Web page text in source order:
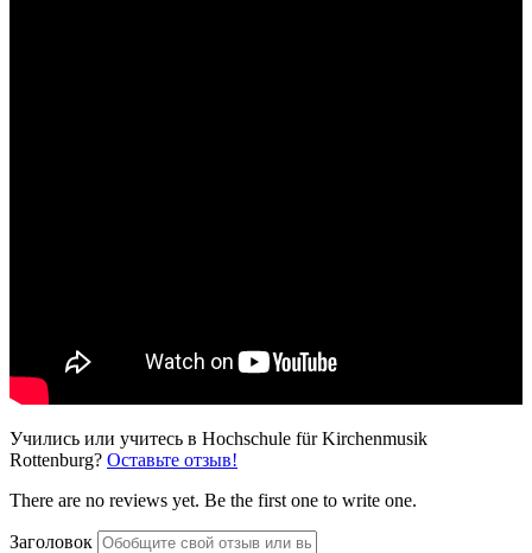
Учились или учитесь в Hochschule für Kirchenmusik
Rottenburg? Оставьте отзыв!
There are no reviews yet. Be the first one to write one.
Заголовок